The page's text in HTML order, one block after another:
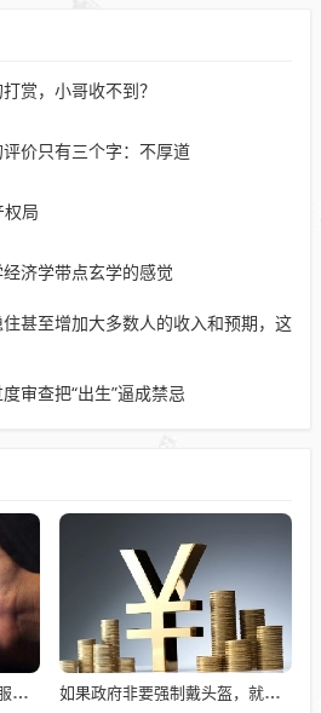
赏，小哥收不到？
价只有三个字：不厚道
权局
济学带点玄学的感觉
甚至增加大多数人的收入和预期，这
审查把“出生”逼成禁忌
法律由服务于人民，变成了服务于法学届 如果政府非要强制戴头盔，就得先让电动自行车有个放头盔的地方